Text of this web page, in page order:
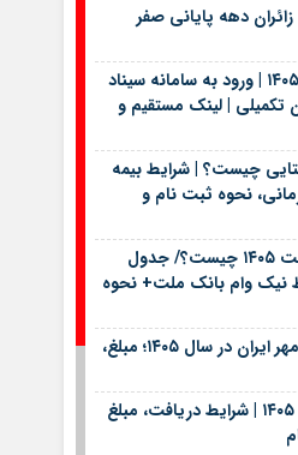
دهه پایانی صفر
بیمه معلم سیناد ۱۴۰۵ | ورود به سامانه سیناد
تکمیلی | لینک مستقیم و
چیست؟ | شرایط بیمه
خدمات درمانی، نحوه ثبت نام و
نیک وام بانک ملت ۱۴۰۵ چیست؟/ جدول
نیک وام بانک ملت+ نحوه
شرایط وام بانک مهر ایران در سال ۱۴۰۵؛ مبلغ،
وام قرض الحسنه ۱۴۰۵ | شرایط دریافت، مبلغ